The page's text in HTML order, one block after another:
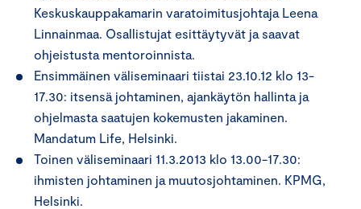
Keskuskauppakamarin varatoimitusjohtaja Leena
Linnainmaa. Osallistujat esittäytyvät ja saavat
ohjeistusta mentoroinnista.
Ensimmäinen väliseminaari tiistai 23.10.12 klo 13-
17.30: itsensä johtaminen, ajankäytön hallinta ja
ohjelmasta saatujen kokemusten jakaminen.
Mandatum Life, Helsinki.
Toinen väliseminaari 11.3.2013 klo 13.00-17.30:
ihmisten johtaminen ja muutosjohtaminen. KPMG,
Helsinki.